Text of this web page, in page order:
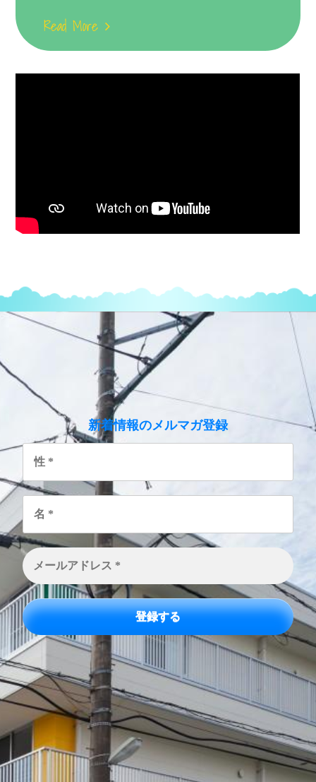
Read More
新着情報のメルマガ登録
性
名
メ
ー
ル
ア
ド
レ
ス
*